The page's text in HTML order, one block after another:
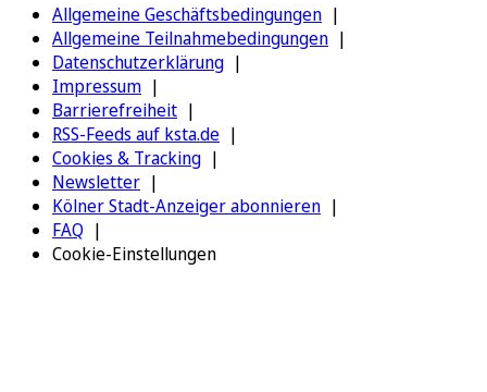
Allgemeine Geschäftsbedingungen
Allgemeine Teilnahmebedingungen
Datenschutzerklärung
Impressum
Barrierefreiheit
RSS-Feeds auf ksta.de
Cookies & Tracking
Newsletter
Kölner Stadt-Anzeiger abonnieren
FAQ
Cookie-Einstellungen